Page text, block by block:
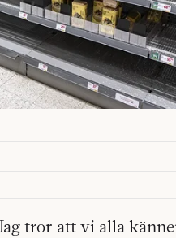
tror att vi alla